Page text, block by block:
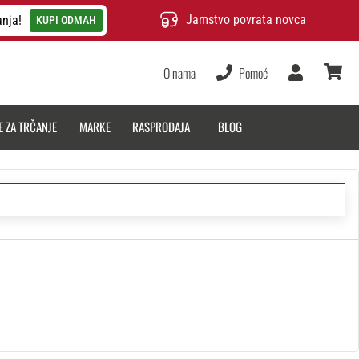
KUPI ODMAH Jamstvo povrata novca
O nama Pomoć
Korisnik
ZA TRČANJE MARKE RASPRODAJA BLOG